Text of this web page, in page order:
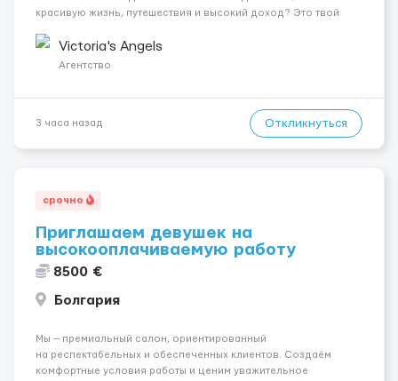
красивую жизнь, путешествия и высокий доход? Это твой
Опытная команда с годами практики — Стабильный поток
клиентов (без ...
Victoria's Angels
Агентство
3 часа назад Откликнуться
срочно
Приглашаем девушек на
высокооплачиваемую работу
8500 €
Болгария
Мы — премиальный салон, ориентированный
на респектабельных и обеспеченных клиентов. Создаём
комфортные условия работы и ценим уважительное